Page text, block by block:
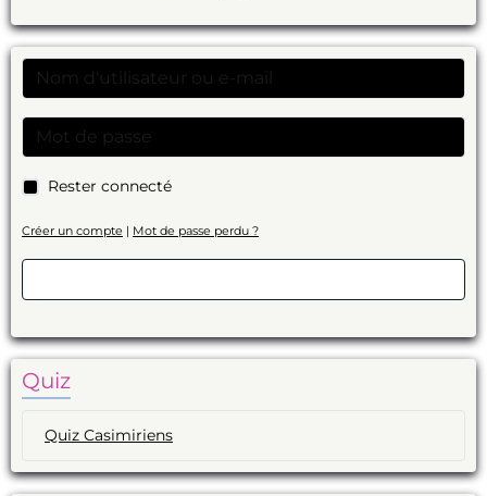
Rester connecté
Créer un compte | Mot de passe perdu ?
Quiz
Quiz Casimiriens